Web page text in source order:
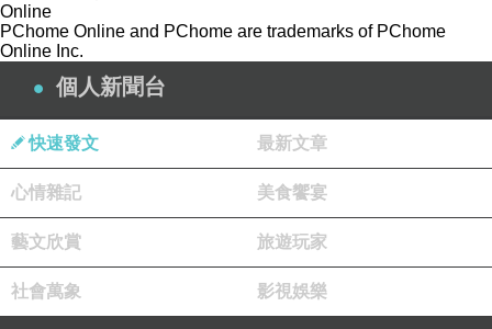
商品網址:
Online
PChome Online and PChome are trademarks of PChome
Online Inc.
個人新聞台
快速發文 最新文章
心情雜記 美食饗宴
藝文欣賞 旅遊玩家
社會萬象 影視娛樂